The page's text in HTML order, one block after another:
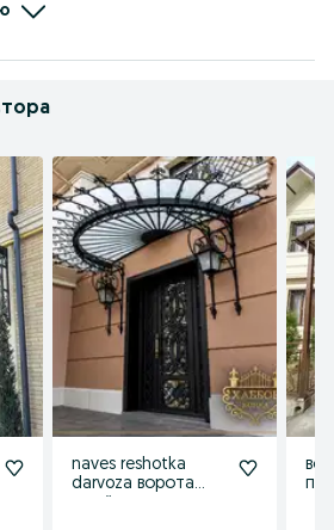
металл махсулотларни ясаймиз. Куп
баннер, тент)
naves reshotka
darvoza ворота
решётка перила